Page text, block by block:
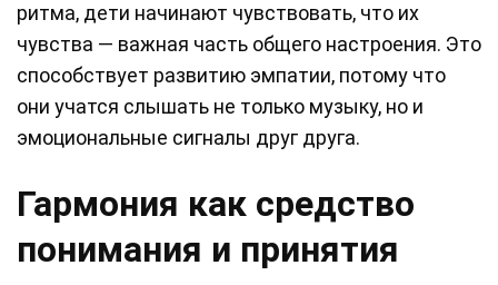
ритма, дети начинают чувствовать, что их
чувства — важная часть общего настроения. Это
способствует развитию эмпатии, потому что
они учатся слышать не только музыку, но и
эмоциональные сигналы друг друга.
Гармония как средство
понимания и принятия